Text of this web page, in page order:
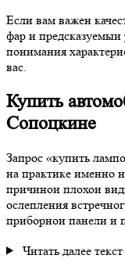
Если вам важен
фар и предсказуемыи
понимания
вас.
Купить
Сопоцкине
Запрос «купить
на практике именно
причинои плохои
ослепления
приборнои панели и
Читать далее текст